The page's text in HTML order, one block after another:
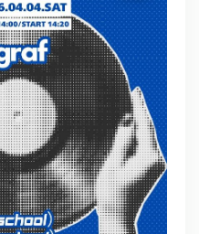
, 取材,出演依頼